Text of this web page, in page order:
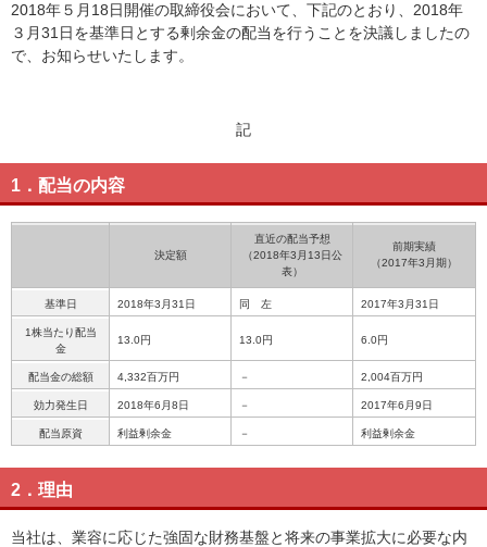
2018年５月18日開催の取締役会において、下記のとおり、2018年
３月31日を基準日とする剰余金の配当を行うことを決議しましたの
で、お知らせいたします。
記
1．配当の内容
決定額
直近の配当予想
（2018年3月13日公
表）
前期実績
（2017年3月期）
基準日 2018年3月31日 同 左 2017年3月31日
1株当たり配当
金
13.0円 13.0円 6.0円
配当金の総額 4,332百万円 － 2,004百万円
効力発生日 2018年6月8日 － 2017年6月9日
配当原資 利益剰余金 － 利益剰余金
2．理由
当社は、業容に応じた強固な財務基盤と将来の事業拡大に必要な内